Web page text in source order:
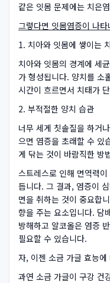
같은 잇몸 문제에는 치은
그렇다면 잇몸염증이 나
1. 치아와 잇몸에 쌓이는
치아와 잇몸의 경계에 세
가 형성됩니다. 양치를 소
시간이 흐르면서 치태가
2. 부적절한 양치 습관
너무 세게 칫솔질을 하거
으면 염증을 초래할 수 있
게 닦는 것이 바람직한 방
스트레스로 인해 면역력
듭니다. 그 결과, 염증이
면을 취하는 것이 중요합
향을 주는 요소입니다. 담
방해하고 알코올은 염증
필요할 수 있습니다.
자, 이젠 소금 가글 효능
과연 소금 가글이 구강 건